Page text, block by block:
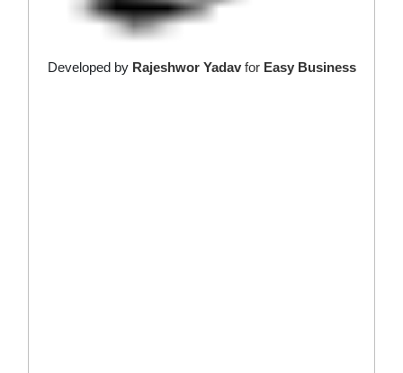
Developed by Rajeshwor Yadavfor Easy Business